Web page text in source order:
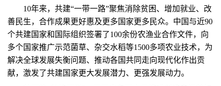
10年来，共建“一带一路”聚焦消除贫困、增加就业、改
善民生，合作成果更好惠及更多国家更多民众。中国与近90
个共建国家和国际组织签署了100余份农渔业合作文件，向
多个国家推广示范菌草、杂交水稻等1500多项农业技术，为
解决全球发展失衡问题、推动各国共同走向现代化作出贡
献，激发了共建国家更大发展潜力、更强发展动力。